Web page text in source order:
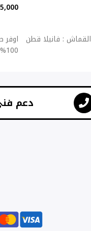
اوفر صيف 2025 القماش : فانيلا قطن
5,000
100%
دعم